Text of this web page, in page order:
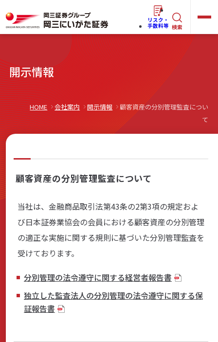
ー
ワ
ー
ド
で
らくらくネット情報便
商品・サービス
各種情報・セミナー
店舗のご案内
リスク・
手数料等 検索
キ
ー
ド
で
探
す
開示情報
HOME 会社案内 開示情報
顧客資産の分別管理監査につい
て
顧客資産の分別管理監査について
当社は、金融商品取引法第43条の2第3項の規定およ
び日本証券業協会の会員における顧客資産の分別管理
の適正な実施に関する規則に基づいた分別管理監査を
受けております。
分別管理の法令遵守に関する経営者報告書
独立した監査法人の分別管理の法令遵守に関する保
証報告書